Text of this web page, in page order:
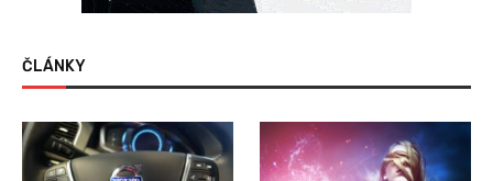
ČLÁNKY